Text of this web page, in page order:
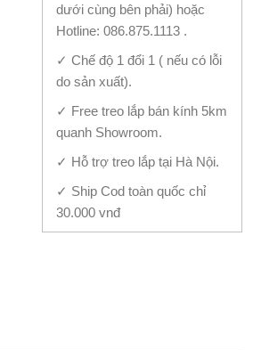
dưới cùng bên phải) hoặc
Hotline: 086.875.1113 .
✓ Chế độ 1 đổi 1 ( nếu có lỗi
do sản xuất).
✓ Free treo lắp bán kính 5km
quanh Showroom.
✓ Hỗ trợ treo lắp tại Hà Nội.
✓ Ship Cod toàn quốc chỉ
30.000 vnđ